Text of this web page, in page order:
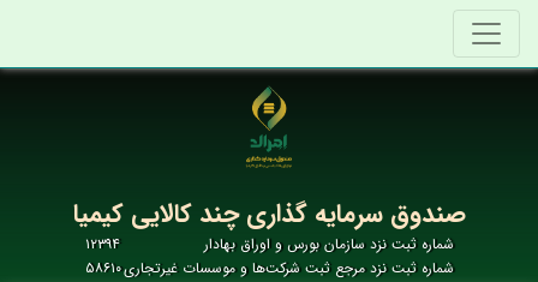
صندوق سرمایه گذاری چند کالایی کیمیا
شماره ثبت نزد سازمان بورس و اوراق بهادار
۱۲۳۹۴
شماره ثبت نزد مرجع ثبت شرکت‌ها و موسسات غیرتجاری۵۸۶۱۰